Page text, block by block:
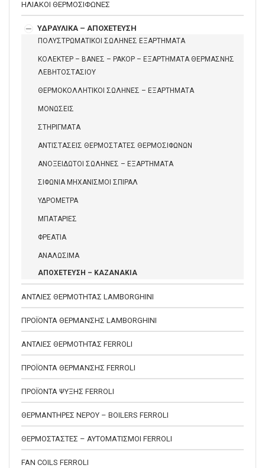
ΗΛΙΑΚΟΙ ΘΕΡΜΟΣΙΦΩΝΕΣ
ΥΔΡΑΥΛΙΚΑ – ΑΠΟΧΕΤΕΥΣΗ
ΠΟΛΥΣΤΡΩΜΑΤΙΚΟΙ ΣΩΛΗΝΕΣ ΕΞΑΡΤΗΜΑΤΑ
ΚΟΛΕΚΤΕΡ – ΒΑΝΕΣ – ΡΑΚΟΡ – ΕΞΑΡΤΗΜΑΤΑ ΘΕΡΜΑΣΝΗΣ
ΛΕΒΗΤΟΣΤΑΣΙΟΥ
ΘΕΡΜΟΚΟΛΛΗΤΙΚΟΙ ΣΩΛΗΝΕΣ – ΕΞΑΡΤΗΜΑΤΑ
ΜΟΝΩΣΕΙΣ
ΣΤΗΡΙΓΜΑΤΑ
ΑΝΤΙΣΤΑΣΕΙΣ ΘΕΡΜΟΣΤΑΤΕΣ ΘΕΡΜΟΣΙΦΩΝΩΝ
ΑΝΟΞΕΙΔΩΤΟΙ ΣΩΛΗΝΕΣ – ΕΞΑΡΤΗΜΑΤΑ
ΣΙΦΩΝΙΑ ΜΗΧΑΝΙΣΜΟΙ ΣΠΙΡΑΛ
ΥΔΡΟΜΕΤΡΑ
ΜΠΑΤΑΡΙΕΣ
ΦΡΕΑΤΙΑ
ΑΝΑΛΩΣΙΜΑ
ΑΠΟΧΕΤΕΥΣΗ – ΚΑΖΑΝΑΚΙΑ
ΑΝΤΛΙΕΣ ΘΕΡΜΟΤΗΤΑΣ LAMBORGHINI
ΠΡΟΪΟΝΤΑ ΘΕΡΜΑΝΣΗΣ LAMBORGHINI
ΑΝΤΛΙΕΣ ΘΕΡΜΟΤΗΤΑΣ FERROLI
ΠΡΟΪΟΝΤΑ ΘΕΡΜΑΝΣΗΣ FERROLI
ΠΡΟΪΟΝΤΑ ΨΥΞΗΣ FERROLI
ΘΕΡΜΑΝΤΗΡΕΣ ΝΕΡΟΥ – BOILERS FERROLI
ΘΕΡΜΟΣΤΑΣΤΕΣ – ΑΥΤΟΜΑΤΙΣΜΟΙ FERROLI
FAN COILS FERROLI